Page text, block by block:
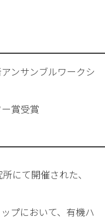
サンブルワークシ
賞
にて開催された、
プにおいて、有機ハ